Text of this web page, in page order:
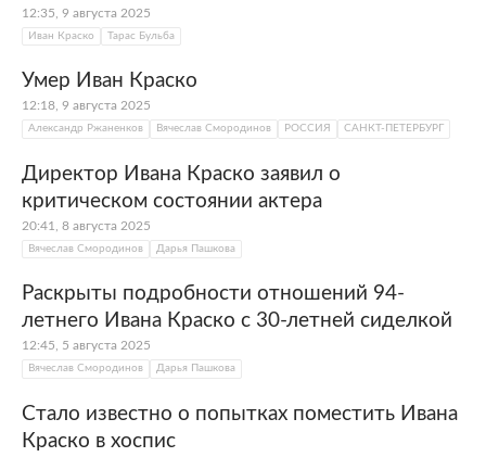
12:35, 9 августа 2025
Иван Краско Тарас Бульба
Умер Иван Краско
12:18, 9 августа 2025
Александр Ржаненков Вячеслав Смородинов РОССИЯ САНКТ-ПЕТЕРБУРГ
Директор Ивана Краско заявил о
критическом состоянии актера
20:41, 8 августа 2025
Вячеслав Смородинов Дарья Пашкова
Раскрыты подробности отношений 94-
летнего Ивана Краско с 30-летней сиделкой
12:45, 5 августа 2025
Вячеслав Смородинов Дарья Пашкова
Стало известно о попытках поместить Ивана
Краско в хоспис